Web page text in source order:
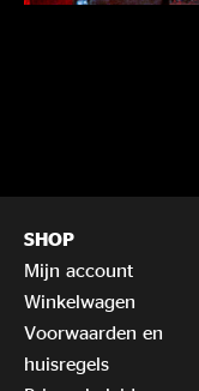
SHOP
Mijn account
Winkelwagen
Voorwaarden en
huisregels